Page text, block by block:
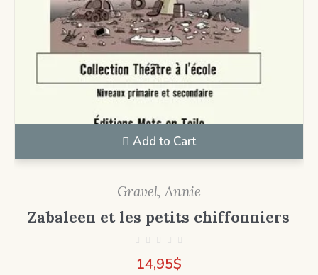
Add to Cart
Gravel, Annie
Zabaleen et les petits chiffonniers
14,95$